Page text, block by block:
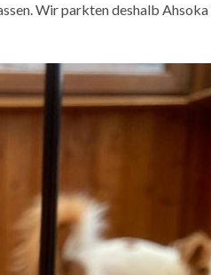
Wir parkten deshalb